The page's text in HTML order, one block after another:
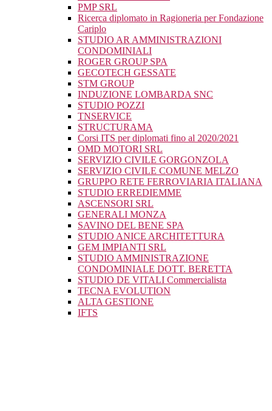
PMP SRL
Ricerca diplomato in Ragioneria per Fondazione
Cariplo
STUDIO AR AMMINISTRAZIONI
CONDOMINIALI
ROGER GROUP SPA
GECOTECH GESSATE
STM GROUP
INDUZIONE LOMBARDA SNC
STUDIO POZZI
TNSERVICE
STRUCTURAMA
Corsi ITS per diplomati fino al 2020/2021
OMD MOTORI SRL
SERVIZIO CIVILE GORGONZOLA
SERVIZIO CIVILE COMUNE MELZO
GRUPPO RETE FERROVIARIA ITALIANA
STUDIO ERREDIEMME
ASCENSORI SRL
GENERALI MONZA
SAVINO DEL BENE SPA
STUDIO ANICE ARCHITETTURA
GEM IMPIANTI SRL
STUDIO AMMINISTRAZIONE
CONDOMINIALE DOTT. BERETTA
STUDIO DE VITALI Commercialista
TECNA EVOLUTION
ALTA GESTIONE
IFTS